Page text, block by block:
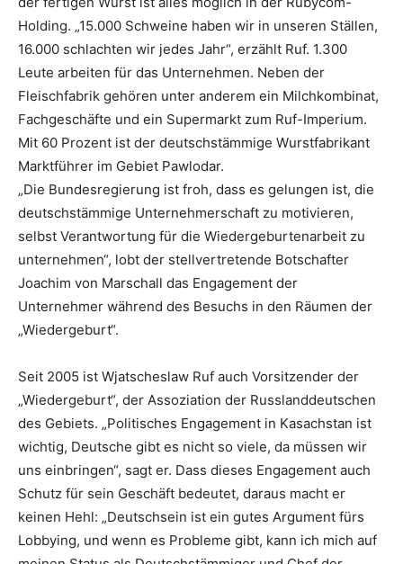
Holding. „15.000 Schweine haben wir in unseren Ställen,
16.000 schlachten wir jedes Jahr“, erzählt Ruf. 1.300
Leute arbeiten für das Unternehmen. Neben der
Fleischfabrik gehören unter anderem ein Milchkombinat,
Fachgeschäfte und ein Supermarkt zum Ruf-Imperium.
Mit 60 Prozent ist der deutschstämmige Wurstfabrikant
Marktführer im Gebiet Pawlodar.
„Die Bundesregierung ist froh, dass es gelungen ist, die
deutschstämmige Unternehmerschaft zu motivieren,
selbst Verantwortung für die Wiedergeburtenarbeit zu
unternehmen“, lobt der stellvertretende Botschafter
Joachim von Marschall das Engagement der
Unternehmer während des Besuchs in den Räumen der
„Wiedergeburt“.
Seit 2005 ist Wjatscheslaw Ruf auch Vorsitzender der
„Wiedergeburt“, der Assoziation der Russlanddeutschen
des Gebiets. „Politisches Engagement in Kasachstan ist
wichtig, Deutsche gibt es nicht so viele, da müssen wir
uns einbringen“, sagt er. Dass dieses Engagement auch
Schutz für sein Geschäft bedeutet, daraus macht er
keinen Hehl: „Deutschsein ist ein gutes Argument fürs
Lobbying, und wenn es Probleme gibt, kann ich mich auf